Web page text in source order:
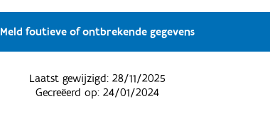
Meld foutieve of ontbrekende gegevens
Laatst gewijzigd: 28/11/2025
Gecreëerd op: 24/01/2024